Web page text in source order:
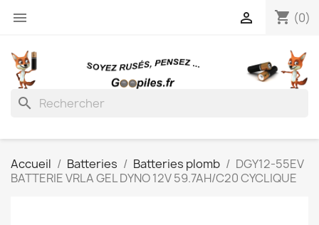
 shopping_cart (0)

search
Accueil Batteries Batteries plomb
DGY12-55EV
BATTERIE VRLA GEL DYNO 12V 59.7AH/C20 CYCLIQUE